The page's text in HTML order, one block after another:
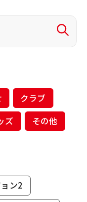
クラブ
ズ その他
ン2